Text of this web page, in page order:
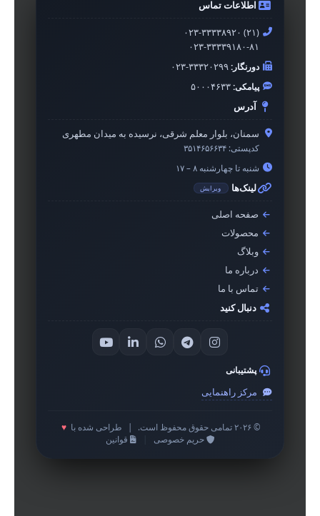
اطلاعات تماس
۰۲۳-۳۳۳۳۸۹۲۰ (۲۱)
۰۲۳-۳۳۳۳۹۱۸۰-۸۱
دورنگار:۰۲۳-۳۳۳۲۰۲۹۹
پیامکی:۵۰۰۰۴۶۳۳
آدرس
سمنان، بلوار معلم شرقی، نرسیده به میدان مطهری
کدپستی: ۳۵۱۴۶۵۶۶۳۴
شنبه تا چهارشنبه ۸ – ۱۷
لینک‌ها ویرایش
صفحه اصلی
محصولات
وبلاگ
درباره ما
تماس با ما
دنبال کنید
پشتیبانی
مرکز راهنمایی
© ۲۰۲۶ تمامی حقوق محفوظ است. طراحی شده با ♥
حریم خصوصی
قوانین